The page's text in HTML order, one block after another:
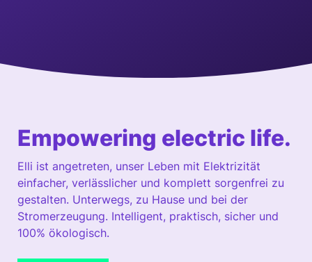
Empowering electric life.
Elli ist angetreten, unser Leben mit Elektrizität
einfacher, verlässlicher und komplett sorgenfrei zu
gestalten. Unterwegs, zu Hause und bei der
Stromerzeugung. Intelligent, praktisch, sicher und
100% ökologisch.